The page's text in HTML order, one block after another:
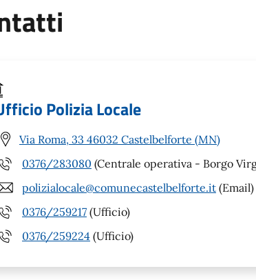
Polizia Locale
Via Roma, 33 46032 Castelbelforte (MN)
0376/283080 (Centrale operativa - Borgo
polizialocale@comunecastelbelforte.it (Email)
0376/259217 (Ufficio)
0376/259224 (Ufficio)